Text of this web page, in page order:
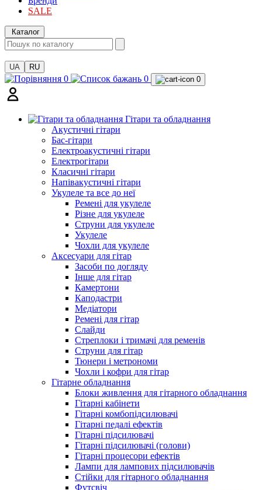
SALE
Каталог
UA RU
0 0 0
Гітари та обладнання
Акустичні гітари
Бас-гітари
Електроакустичні гітари
Електрогітари
Класичні гітари
Напівакустичні гітари
Укулеле та все до неї
Ремені для укулеле
Різне для укулеле
Струни для укулеле
Укулеле
Чохли для укулеле
Аксесуари для гітар
Засоби по догляду
Інше для гітар
Камертони
Каподастри
Медіатори
Ремені для гітар
Слайди
Стреплоки і тримачі для ременів
Струни для гітар
Тюнери і метрономи
Чохли і кофри для гітар
Гітарне обладнання
Блоки живлення для гітарного обладнання
Гітарні кабінети
Гітарні комбопідсилювачі
Гітарні педалі ефектів
Гітарні підсилювачі
Гітарні підсилювачі (голови)
Гітарні процесори ефектів
Лампи для лампових підсилювачів
Стійки для гітарного обладнання
Футсвіч